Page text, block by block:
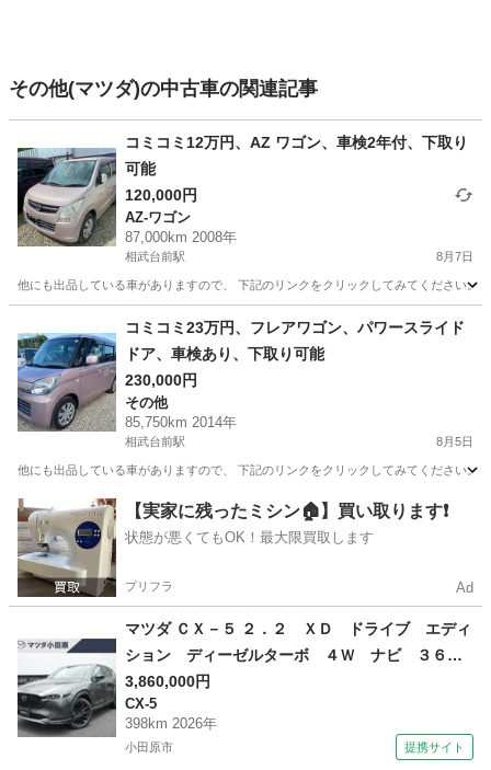
その他(マツダ)の中古車の関連記事
コミコミ12万円、AZ ワゴン、車検2年付、下取り
可能
120,000円
AZ-ワゴン
87,000km 2008年
相武台前駅 8月7日
他にも出品している車がありますので、 下記のリンクをクリックしてみてください。
相武台前駅
コミコミ23万円、フレアワゴン、パワースライド
ドア、車検あり、下取り可能
230,000円
その他
85,750km 2014年
相武台前駅 8月5日
他にも出品している車がありますので、 下記のリンクをクリックしてみてください。
相模原市 相武台前駅 その他 フレア
【実家に残ったミシン🏠】買い取ります❗️
状態が悪くてもOK！最大限買取します
プリフラ Ad
マツダ ＣＸ－５ ２．２ ＸＤ ドライブ エディ
ション ディーゼルターボ ４Ｗ ナビ ３６０
度カメラ ＥＴＣ２．０ サンルーフ パーキン
グセンサー オートクルーズコントロール 地デ
ジ 電動リアゲート 電動シート 革シート 衝
突被害軽減システム シートヒーター ＥＴＣ
3,860,000円
CX-5
398km 2026年
小田原市 提携サイト